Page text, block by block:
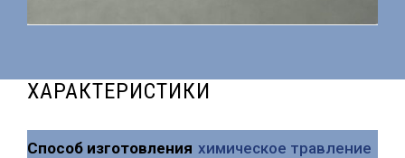
ХАРАКТЕРИСТИКИ
Способ изготовления химическое травление